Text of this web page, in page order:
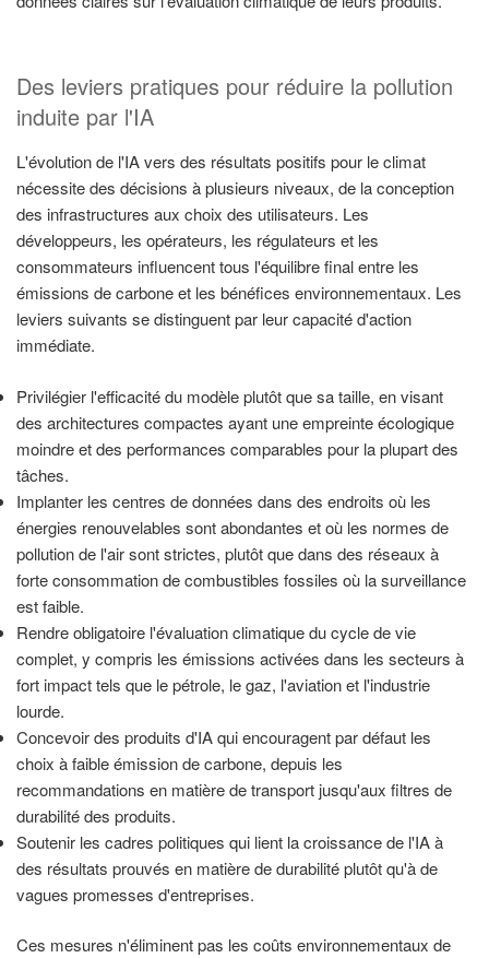
Des leviers pratiques pour réduire la pollution
induite par l'IA
L'évolution de l'IA vers des résultats positifs pour le climat
nécessite des décisions à plusieurs niveaux, de la conception
des infrastructures aux choix des utilisateurs. Les
développeurs, les opérateurs, les régulateurs et les
consommateurs influencent tous l'équilibre final entre les
émissions de carbone et les bénéfices environnementaux. Les
leviers suivants se distinguent par leur capacité d'action
immédiate.
Privilégier l'efficacité du modèle plutôt que sa taille, en visant
des architectures compactes ayant une empreinte écologique
moindre et des performances comparables pour la plupart des
tâches.
Implanter les centres de données dans des endroits où les
énergies renouvelables sont abondantes et où les normes de
pollution de l'air sont strictes, plutôt que dans des réseaux à
forte consommation de combustibles fossiles où la surveillance
est faible.
Rendre obligatoire l'évaluation climatique du cycle de vie
complet, y compris les émissions activées dans les secteurs à
fort impact tels que le pétrole, le gaz, l'aviation et l'industrie
lourde.
Concevoir des produits d'IA qui encouragent par défaut les
choix à faible émission de carbone, depuis les
recommandations en matière de transport jusqu'aux filtres de
durabilité des produits.
Soutenir les cadres politiques qui lient la croissance de l'IA à
des résultats prouvés en matière de durabilité plutôt qu'à de
vagues promesses d'entreprises.
Ces mesures n'éliminent pas les coûts environnementaux de